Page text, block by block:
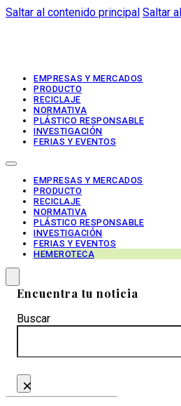
Saltar al contenido principal Saltar
EMPRESAS Y MERCADOS
PRODUCTO
RECICLAJE
NORMATIVA
PLÁSTICO RESPONSABLE
INVESTIGACIÓN
FERIAS Y EVENTOS
EMPRESAS Y MERCADOS
PRODUCTO
RECICLAJE
NORMATIVA
PLÁSTICO RESPONSABLE
INVESTIGACIÓN
FERIAS Y EVENTOS
HEMEROTECA
Encuentra tu noticia
Buscar
×